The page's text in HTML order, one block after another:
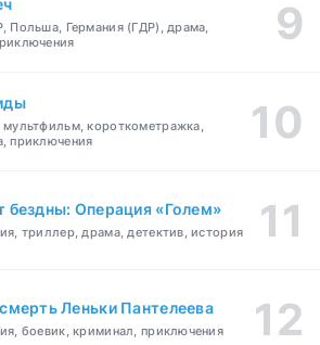
Польша, Германия (ГДР), драма,
короткометражка,
приключения
бездны: Операция «Голем»
триллер, драма, детектив, история
Леньки Пантелеева
боевик, криминал, приключения